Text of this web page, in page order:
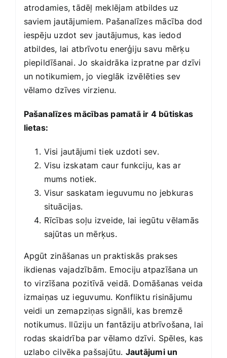
atrodamies, tādēļ meklējam atbildes uz
saviem jautājumiem. Pašanalīzes mācība dod
iespēju uzdot sev jautājumus, kas iedod
atbildes, lai atbrīvotu enerģiju savu mērķu
piepildīšanai. Jo skaidrāka izpratne par dzīvi
un notikumiem, jo vieglāk izvēlēties sev
vēlamo dzīves virzienu.
Pašanalīzes mācības pamatā ir 4 būtiskas
lietas:
Visi jautājumi tiek uzdoti sev.
Visu izskatam caur funkciju, kas ar
mums notiek.
Visur saskatam ieguvumu no jebkuras
situācijas.
Rīcības soļu izveide, lai iegūtu vēlamās
sajūtas un mērķus.
Apgūt zināšanas un praktiskās prakses
ikdienas vajadzībām. Emociju atpazīšana un
to virzīšana pozitīvā veidā. Domāšanas veida
izmaiņas uz ieguvumu. Konfliktu risinājumu
veidi un zemapziņas signāli, kas bremzē
notikumus. Ilūziju un fantāziju atbrīvošana, lai
rodas skaidrība par vēlamo dzīvi. Spēles, kas
uzlabo cilvēka pašsajūtu. Jautājumi un